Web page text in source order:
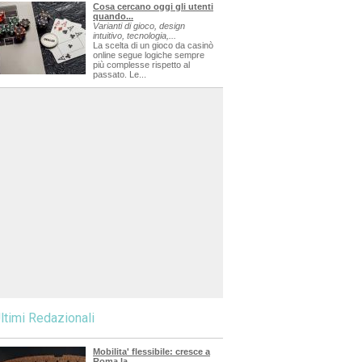
Cosa cercano oggi gli utenti
quando...
Varianti di gioco, design
intuitivo, tecnologia,...
La scelta di un gioco da casinò
online segue logiche sempre
più complesse rispetto al
passato. Le...
Redazionali
Mobilita' flessibile: cresce a